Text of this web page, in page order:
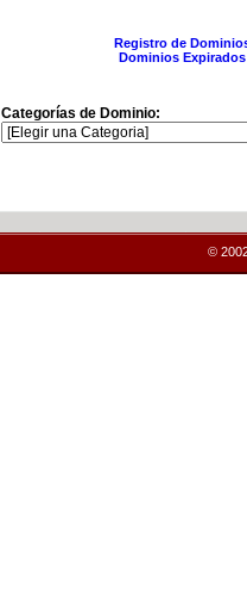
Registro de
Dominios Expirados
Categorías de Dominio:
©